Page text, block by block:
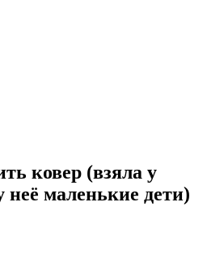
ковер (взяла у
неё маленькие дети)